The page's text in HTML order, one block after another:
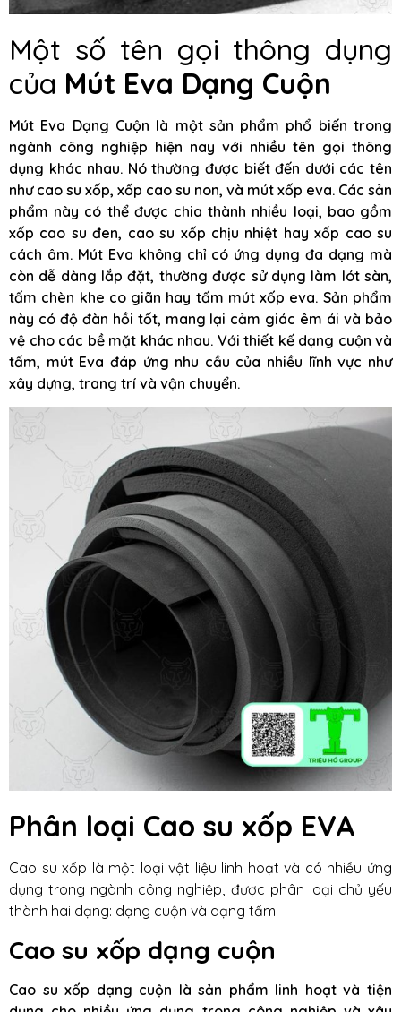
Một số tên gọi thông dụng
của Mút Eva Dạng Cuộn
Mút Eva Dạng Cuộn là một sản phẩm phổ biến trong
ngành công nghiệp hiện nay với nhiều tên gọi thông
dụng khác nhau. Nó thường được biết đến dưới các tên
như cao su xốp, xốp cao su non, và mút xốp eva. Các sản
phẩm này có thể được chia thành nhiều loại, bao gồm
xốp cao su đen, cao su xốp chịu nhiệt hay xốp cao su
cách âm. Mút Eva không chỉ có ứng dụng đa dạng mà
còn dễ dàng lắp đặt, thường được sử dụng làm lót sàn,
tấm chèn khe co giãn hay tấm mút xốp eva. Sản phẩm
này có độ đàn hồi tốt, mang lại cảm giác êm ái và bảo
vệ cho các bề mặt khác nhau. Với thiết kế dạng cuộn và
tấm, mút Eva đáp ứng nhu cầu của nhiều lĩnh vực như
xây dựng, trang trí và vận chuyển.
Phân loại Cao su xốp EVA
Cao su xốp là một loại vật liệu linh hoạt và có nhiều ứng
dụng trong ngành công nghiệp, được phân loại chủ yếu
thành hai dạng: dạng cuộn và dạng tấm.
Cao su xốp dạng cuộn
Cao su xốp dạng cuộn là sản phẩm linh hoạt và tiện